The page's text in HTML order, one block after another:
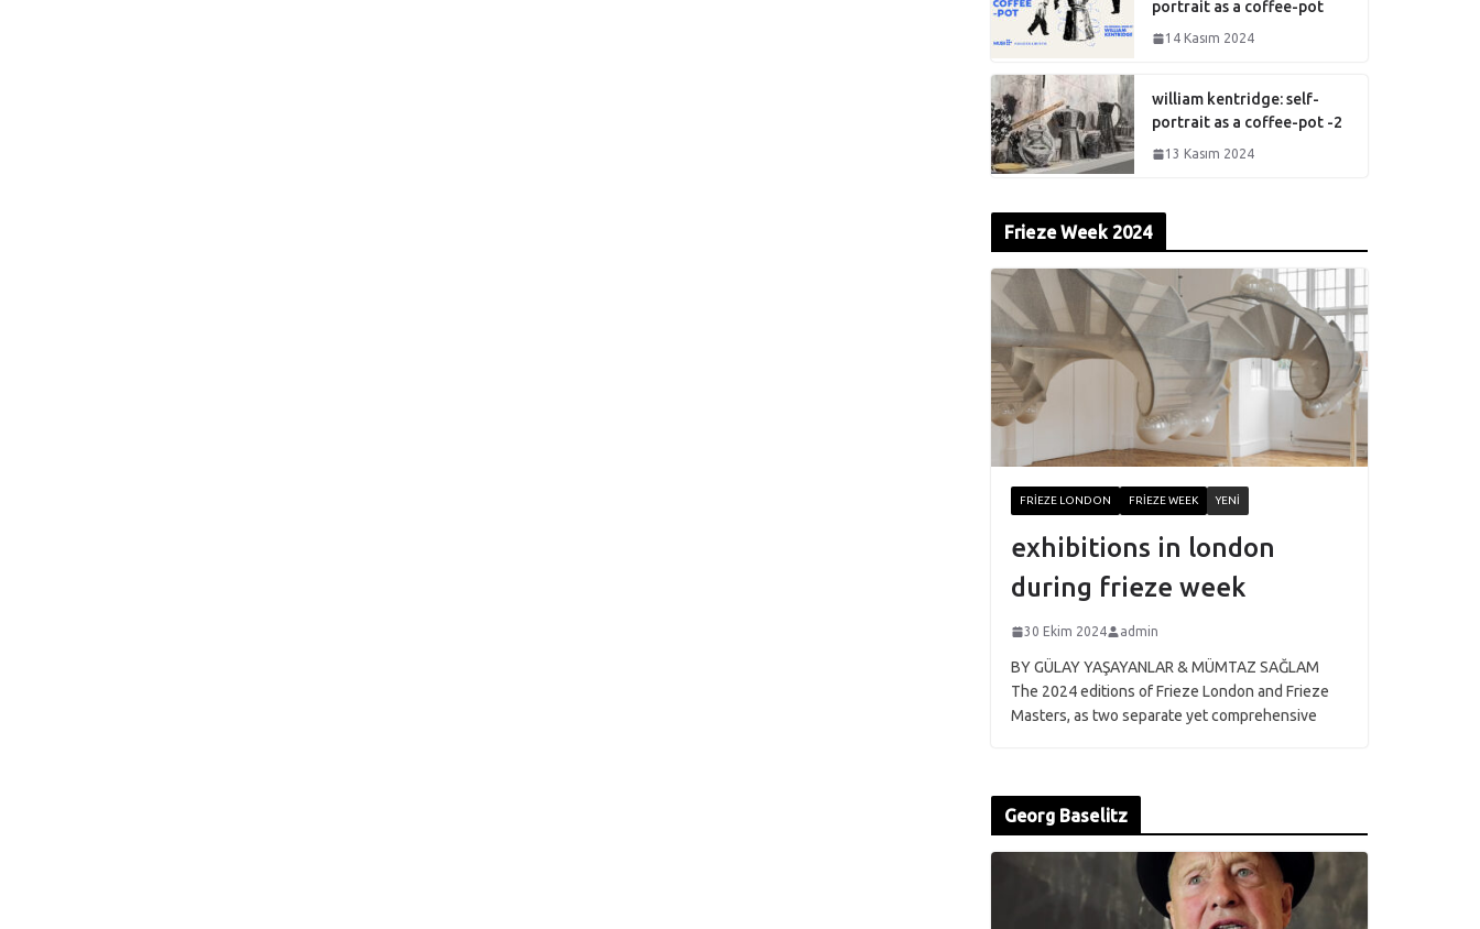
portrait as a coffee-pot
14 Kasım 2024
william kentridge: self-
portrait as a coffee-pot -2
13 Kasım 2024
Frieze Week 2024
FRIEZE LONDON FRIEZE WEEK YENI
exhibitions in london
during frieze week
30 Ekim 2024 admin
BY GÜLAY YAŞAYANLAR & MÜMTAZ SAĞLAM
The 2024 editions of Frieze London and Frieze
Masters, as two separate yet comprehensive
Georg Baselitz